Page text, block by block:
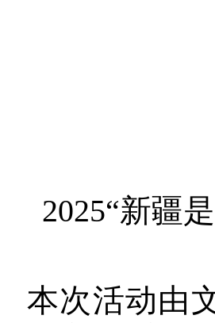
2025“新疆
本次活动由